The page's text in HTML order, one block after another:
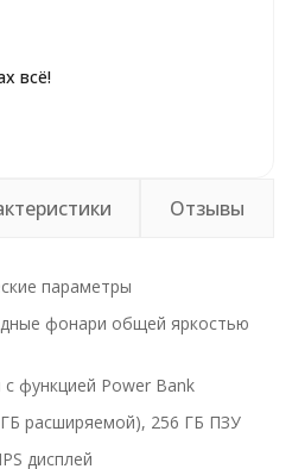
всё!
Отзывы
параметры
фонари общей яркостью
функцией Power Bank
расширяемой), 256 ГБ ПЗУ
дисплей